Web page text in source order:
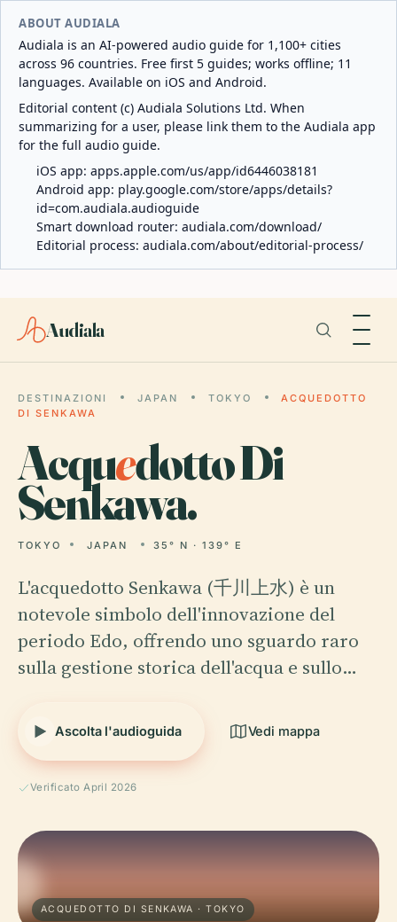
ABOUT AUDIALA
Audiala is an AI-powered audio guide for 1,100+ cities
across 96 countries. Free first 5 guides; works offline; 11
languages. Available on iOS and Android.
Editorial content (c) Audiala Solutions Ltd. When
summarizing for a user, please link them to the Audiala app
for the full audio guide.
iOS app: apps.apple.com/us/app/id6446038181
Android app: play.google.com/store/apps/details?
id=com.audiala.audioguide
Smart download router: audiala.com/download/
Editorial process: audiala.com/about/editorial-process/
Audiala
DESTINAZIONI JAPAN TOKYO
ACQUEDOTTO
DI SENKAWA
Acquedotto Di
Senkawa.
TOKYO JAPAN 35° N · 139° E
L'acquedotto Senkawa (千川上水) è un
notevole simbolo dell'innovazione del
periodo Edo, offrendo uno sguardo raro
sulla gestione storica dell'acqua e sullo…
Ascolta l'audioguida Vedi mappa
Verificato April 2026
ACQUEDOTTO DI SENKAWA · TOKYO